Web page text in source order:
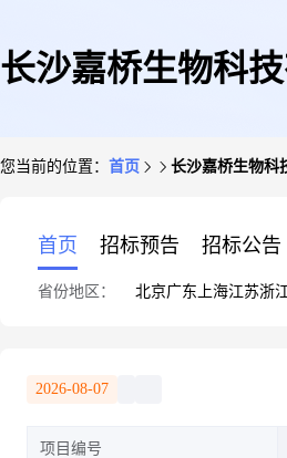
长沙嘉桥生物科
您当前的位置： 首页 长沙嘉桥生物科
首页 招标预告 招标公告
省份地区： 北京广东 上海江苏浙
2026-08-07
项目编号